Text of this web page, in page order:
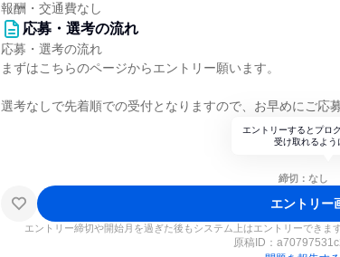
報酬・交通費なし
応募・選考の流れ
応募・選考の流れ
まずはこちらのページからエントリー願います。
選考なしで先着順での受付となりますので、お早めにご応
エントリーするとプロ
受け取れるよう
締切：なし
エントリー
エントリー締切や開始月を過ぎた後もシステム上はエントリーできま
原稿ID：